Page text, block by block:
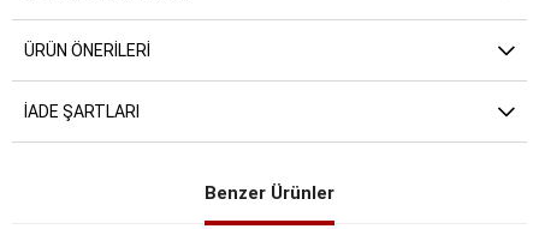
ÜRÜN ÖNERILERI
İADE ŞARTLARI
Benzer Ürünler